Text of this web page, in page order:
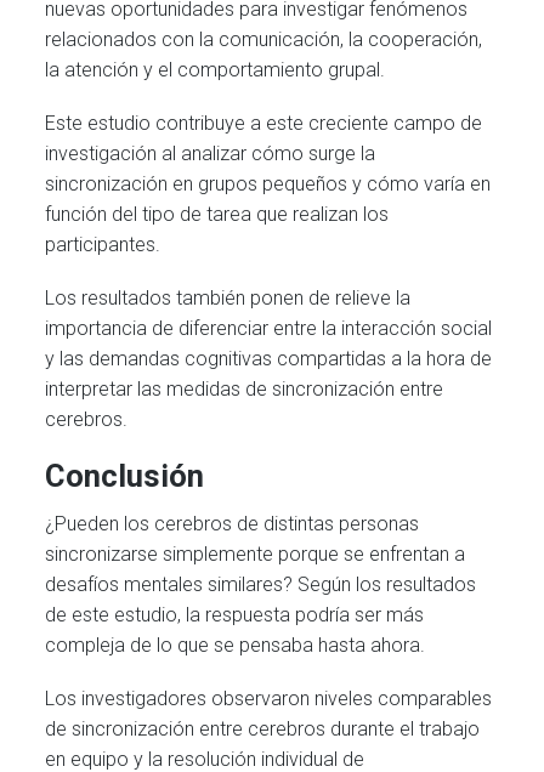
nuevas oportunidades para investigar fenómenos
relacionados con la comunicación, la cooperación,
la atención y el comportamiento grupal.
Este estudio contribuye a este creciente campo de
investigación al analizar cómo surge la
sincronización en grupos pequeños y cómo varía en
función del tipo de tarea que realizan los
participantes.
Los resultados también ponen de relieve la
importancia de diferenciar entre la interacción social
y las demandas cognitivas compartidas a la hora de
interpretar las medidas de sincronización entre
cerebros.
Conclusión
¿Pueden los cerebros de distintas personas
sincronizarse simplemente porque se enfrentan a
desafíos mentales similares? Según los resultados
de este estudio, la respuesta podría ser más
compleja de lo que se pensaba hasta ahora.
Los investigadores observaron niveles comparables
de sincronización entre cerebros durante el trabajo
en equipo y la resolución individual de